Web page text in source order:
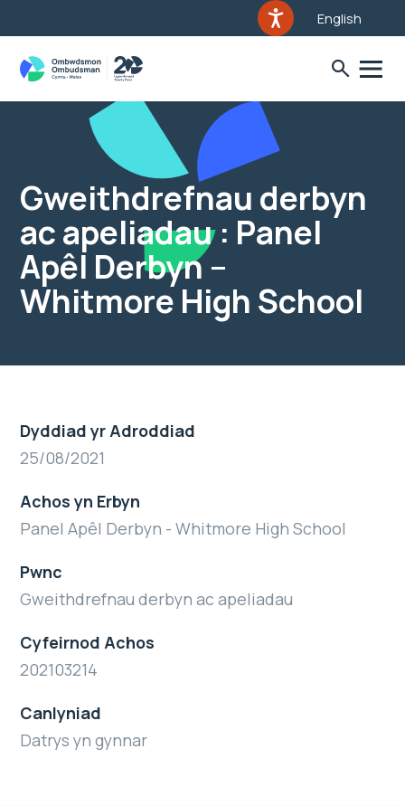
English
Gweithdrefnau derbyn
ac apeliadau : Panel
Apêl Derbyn –
Whitmore High School
Dyddiad yr Adroddiad
25/08/2021
Achos yn Erbyn
Panel Apêl Derbyn - Whitmore High School
Pwnc
Gweithdrefnau derbyn ac apeliadau
Cyfeirnod Achos
202103214
Canlyniad
Datrys yn gynnar